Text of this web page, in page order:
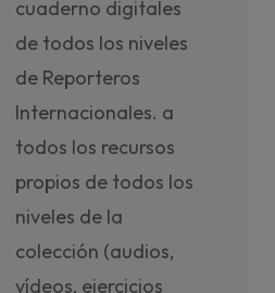
cuaderno digitales
de todos los niveles
de Reporteros
Internacionales. a
todos los recursos
propios de todos los
niveles de la
colección (audios,
vídeos, ejercicios